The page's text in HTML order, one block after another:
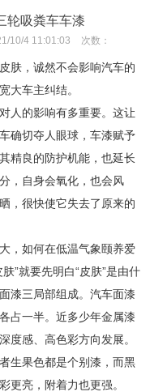
轮吸粪车车漆
10/4 11:01:03 次数：
肤，诚然不会影响汽车的
大车主纠结。
人的影响有多重要。这让
确切夺人眼球，车漆赋予
精良的防护机能，也延长
，自身会氧化，也会风
，很快使它失去了原来的
，如何在低温气象颐养爱
”就要先明白“皮肤”是由什
漆三局部组成。汽车面漆
占一半。近多少年金属漆
度感、高色彩方向发展。
生果色都是个别漆，而黑
更亮，附着力也更强。